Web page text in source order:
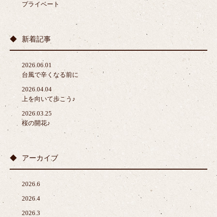
プライベート
新着記事
2026.06.01
台風で辛くなる前に
2026.04.04
上を向いて歩こう♪
2026.03.25
桜の開花♪
アーカイブ
2026.6
2026.4
2026.3